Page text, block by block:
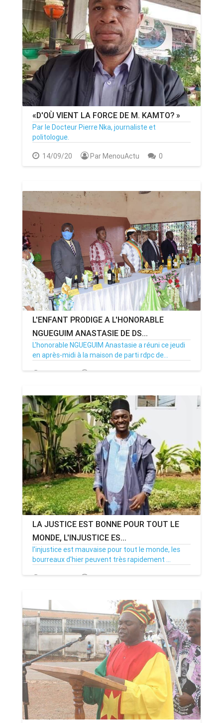
«D'OÙ VIENT LA FORCE DE M. KAMTO? »
Par le Docteur Pierre Nka, journaliste et
politologue.
14/09/20 Par MenouActu 0
L'ENFANT PRODIGE A L'HONORABLE
NGUEGUIM ANASTASIE DE DS...
L'honorable NGUEGUIM Anastasie a réuni ce jeudi
en après-midi à la maison de parti rdpc de...
31/07/20 Par MenouActu 0
LA JUSTICE EST BONNE POUR TOUT LE
MONDE, L'INJUSTICE ES...
l'injustice est mauvaise pour tout le monde, les
bourreaux d'hier peuvent très rapidement ...
19/06/20 Par MenouActu 10